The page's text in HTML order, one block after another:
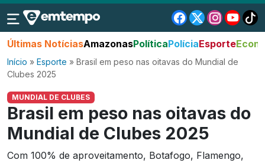
Últimas NotíciasAmazonasPolíticaPolíciaEsporte
Início » Esporte » Brasil em peso nas oitavas do Mundial de
Clubes 2025
MUNDIAL DE CLUBES
Brasil em peso nas oitavas do
Mundial de Clubes 2025
Com 100% de aproveitamento, Botafogo, Flamengo,